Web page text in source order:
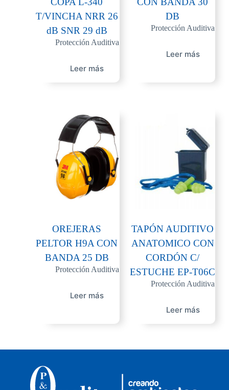
T/VINCHA NRR 26
dB SNR 29 dB
Protección Auditiva
Leer más
DB
Protección Auditiva
Leer más
OREJERAS
PELTOR H9A CON
BANDA 25 DB
Protección Auditiva
Leer más
TAPÓN AUDITIVO
ANATOMICO CON
CORDÓN C/
ESTUCHE EP-T06C
Protección Auditiva
Leer más